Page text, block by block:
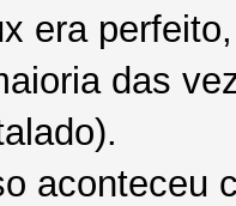
era
das
aconteceu